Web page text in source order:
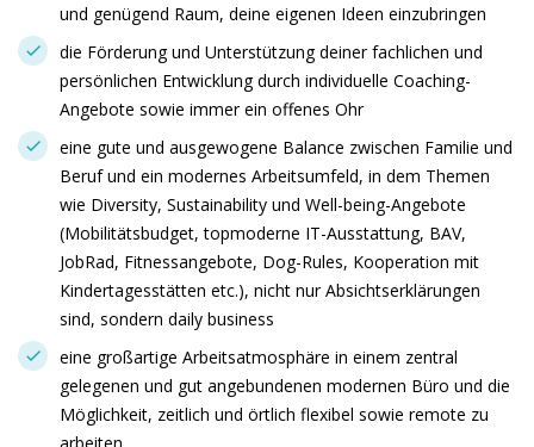
und genügend Raum, deine eigenen Ideen einzubringen
die Förderung und Unterstützung deiner fachlichen und
persönlichen Entwicklung durch individuelle Coaching-
Angebote sowie immer ein offenes Ohr
eine gute und ausgewogene Balance zwischen Familie und
Beruf und ein modernes Arbeitsumfeld, in dem Themen
wie Diversity, Sustainability und Well-being-Angebote
(Mobilitätsbudget, topmoderne IT-Ausstattung, BAV,
JobRad, Fitnessangebote, Dog-Rules, Kooperation mit
Kindertagesstätten etc.), nicht nur Absichtserklärungen
sind, sondern daily business
eine großartige Arbeitsatmosphäre in einem zentral
gelegenen und gut angebundenen modernen Büro und die
Möglichkeit, zeitlich und örtlich flexibel sowie remote zu